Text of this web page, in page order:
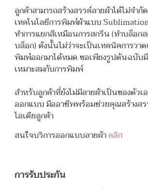
ลูกค้าสามารถสร้างสรรค์ลายผ้าได้ไม่จำ
เทคโนโลยีการพิมพ์ผ้าแบบ
ทำการแยกสีเหมือนการสกรีน (ทำบล็อก
บล็อก) ดังนั้นไม่ว่าจะเป็นเทคนิคการวา
พิมพ์ออกมาได้หมด ขอเพียงรูปต้นฉบับมี
เหมาะสมกับการพิมพ์
สำหรับลูกค้าที่ยังไม่มีลายผ้าเป็นของตัวเ
ออกแบบ มืออาชีพพร้อมช่วยคุณสร้างสร
ไอเดียลูกค้า
สนใจบริการออกแบบลายผ้าคลิก
การรับประกัน